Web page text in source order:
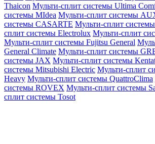
Thaicon Мульти-сплит системы Ultima
системы MIdea Мульти-сплит системы
системы CASARTE Мульти-сплит
сплит системы Electrolux Мульти-сплит
Мульти-сплит системы Fujitsu General
General Climate Мульти-сплит системы
системы JAX Мульти-сплит системы
системы Mitsubishi Electric Мульти-сплит
Heavy Мульти-сплит системы QuattroClima
системы ROVEX Мульти-сплит системы
сплит системы Tosot